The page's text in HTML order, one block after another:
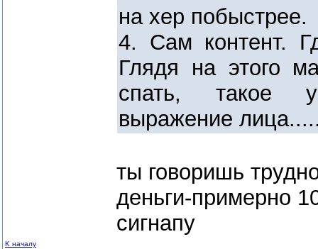
на хер побыстрее.
4. Сам контент.
Глядя на этого
спать, такое
выражение
ты говоришь
деньги-примерно
сигнапу
K началу